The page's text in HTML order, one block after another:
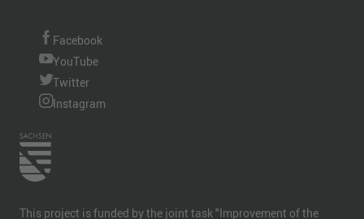
Facebook
YouTube
Twitter
Instagram
This project is funded by the joint task "Improvement of the